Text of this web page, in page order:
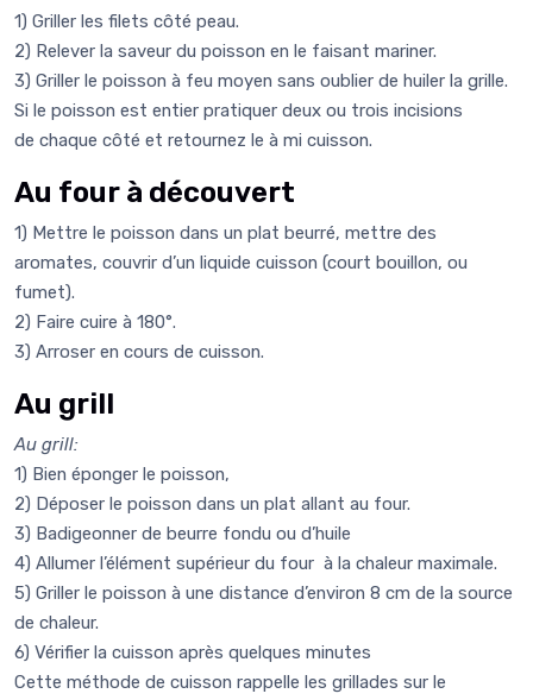
1) Griller les filets côté peau.
2) Relever la saveur du poisson en le faisant mariner.
3) Griller le poisson à feu moyen sans oublier de huiler la grille.
Si le poisson est entier pratiquer deux ou trois incisions
de chaque côté et retournez le à mi cuisson.
Au four à découvert
1) Mettre le poisson dans un plat beurré, mettre des
aromates, couvrir d’un liquide cuisson (court bouillon, ou
fumet).
2) Faire cuire à 180°.
3) Arroser en cours de cuisson.
Au grill
Au grill:
1) Bien éponger le poisson,
2) Déposer le poisson dans un plat allant au four.
3) Badigeonner de beurre fondu ou d’huile
4) Allumer l’élément supérieur du four à la chaleur maximale.
5) Griller le poisson à une distance d’environ 8 cm de la source
de chaleur.
6) Vérifier la cuisson après quelques minutes
Cette méthode de cuisson rappelle les grillades sur le